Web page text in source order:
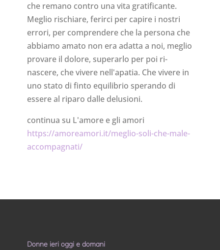
che remano contro una vita gratificante.
Meglio rischiare, ferirci per capire i nostri
errori, per comprendere che la persona che
abbiamo amato non era adatta a noi, meglio
provare il dolore, superarlo per poi ri-
nascere, che vivere nell'apatia. Che vivere in
uno stato di finto equilibrio sperando di
essere al riparo dalle delusioni.
continua su L'amore e gli amori
https://amoreamori.it/meglio-soli-che-male-
accompagnati/
Donne ieri oggi e domani